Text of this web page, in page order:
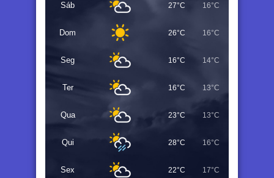
Sáb 27°C 16°C
Dom 26°C 16°C
Seg 16°C 14°C
Ter 16°C 13°C
Qua 23°C 13°C
Qui 28°C 16°C
Sex 22°C 17°C